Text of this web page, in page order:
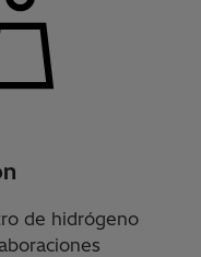
de hidrógeno